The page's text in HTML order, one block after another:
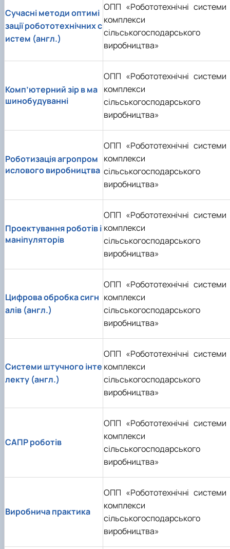
Сучасні методи оптимі
зації робототехнічних с
истем (англ.)
ОПП «Робототехнічні системи
комплекси
сільськогосподарського
виробництва»
Комп’ютерний зір в ма
шинобудуванні
ОПП «Робототехнічні системи
комплекси
сільськогосподарського
виробництва»
Роботизація агропром
ислового виробництва
ОПП «Робототехнічні системи
комплекси
сільськогосподарського
виробництва»
Проектування роботів і
маніпуляторів
ОПП «Робототехнічні системи
комплекси
сільськогосподарського
виробництва»
Цифрова обробка сигн
алів (англ.)
ОПП «Робототехнічні системи
комплекси
сільськогосподарського
виробництва»
Системи штучного інте
лекту (англ.)
ОПП «Робототехнічні системи
комплекси
сільськогосподарського
виробництва»
САПР роботів
ОПП «Робототехнічні системи
комплекси
сільськогосподарського
виробництва»
Виробнича практика
ОПП «Робототехнічні системи
комплекси
сільськогосподарського
виробництва»